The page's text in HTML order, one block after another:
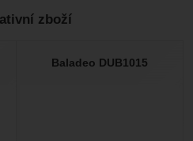
žádná recenze.
zboží
Baladeo DUB1015